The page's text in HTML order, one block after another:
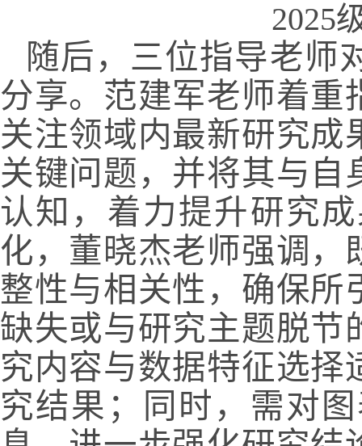
2025
随后，三位指导老师
分享。范建军老师着重
关注领域内最新研究成
关键问题，并将其与自
认知，着力提升研究
化，董晓杰老师强调，
整性与相关性，确保所
缺失或与研究主题脱节
究内容与数据特征选择
究结果；同时，需对